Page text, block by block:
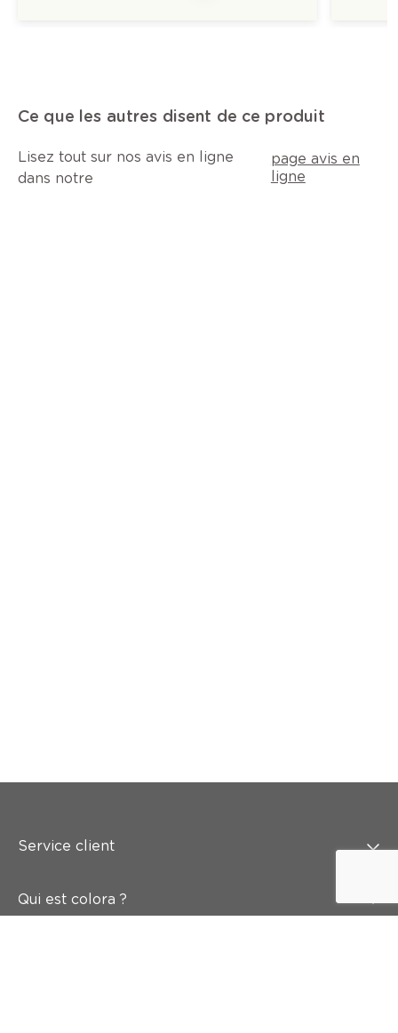
Ce que les autres disent de ce produit
Lisez tout sur nos avis en ligne
dans notre
page avis en
ligne
Service client
Qui est colora ?